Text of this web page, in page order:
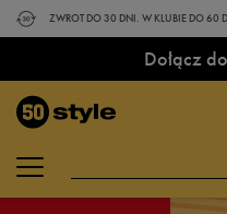
ZWROT DO 30 DNI. W KLUBIE DO 60
Dołącz